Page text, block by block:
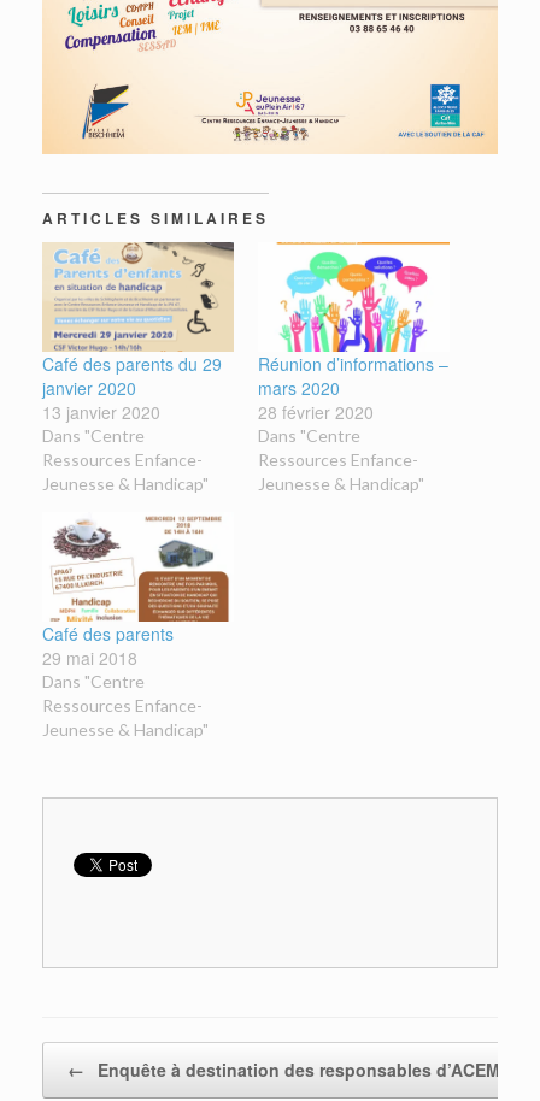
ARTICLES SIMILAIRES
Café des parents du 29
janvier 2020
13 janvier 2020
Dans "Centre
Ressources Enfance-
Jeunesse & Handicap"
Réunion d’informations –
mars 2020
28 février 2020
Dans "Centre
Ressources Enfance-
Jeunesse & Handicap"
Café des parents
29 mai 2018
Dans "Centre
Ressources Enfance-
Jeunesse & Handicap"
← Enquête à destination des responsables d’ACEM